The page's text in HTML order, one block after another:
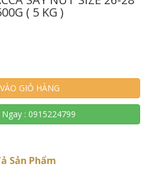
( 5 KG )
GIỎ HÀNG
: 0915224799
Sản Phẩm